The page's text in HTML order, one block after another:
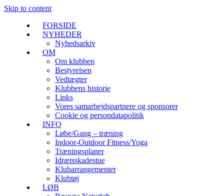
Skip to content
FORSIDE
NYHEDER
Nyhedsarkiv
OM
Om klubben
Bestyrelsen
Vedtægter
Klubbens historie
Links
Vores samarbejdspartnere og sponsorer
Cookie og persondatapolitik
INFO
Løbe/Gang – træning
Indoor-Outdoor Fitness/Yoga
Træningsplaner
Idrætsskadestue
Klubarrangementer
Klubtøj
LØB